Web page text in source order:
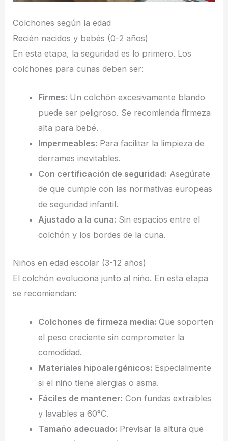
Colchones según la edad
Recién nacidos y bebés (0-2 años)
En esta etapa, la seguridad es lo primero. Los
colchones para cunas deben ser:
Firmes: Un colchón excesivamente blando
puede ser peligroso. Se recomienda firmeza
alta para bebé.
Impermeables: Para facilitar la limpieza de
derrames inevitables.
Con certificación de seguridad: Asegúrate
de que cumple con las normativas europeas
de seguridad infantil.
Ajustado a la cuna: Sin espacios entre el
colchón y los bordes de la cuna.
Niños en edad escolar (3-12 años)
El colchón evoluciona junto al niño. En esta etapa
se recomiendan:
Colchones de firmeza media: Que soporten
el peso creciente sin comprometer la
comodidad.
Materiales hipoalergénicos: Especialmente
si el niño tiene alergias o asma.
Fáciles de mantener: Con fundas extraibles
y lavables a 60°C.
Tamaño adecuado: Previsar la altura que